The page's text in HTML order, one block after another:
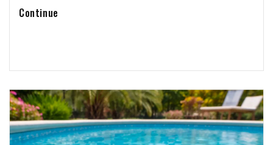
esencial para la seguridad alrededor de la piscina. Con el enfoque
Continue